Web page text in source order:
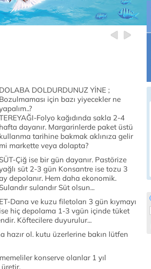
DOLABA DOLDURDUNUZ YİNE ;
Bozulmaması için bazı yiyecekler ne
Folyo kağıdında sakla 2-4
hafta dayanır. Margarinlerde paket üstü
kullanma tarihine bakmak aklınıza gelir
mi markette veya dolapta?
SÜT-Çiğ ise bir gün dayanır. Pastörize
süt 2-3 gün Konsantre ise tozu 3
depolanır. Hem daha ekonomik.
Sulandır sulandır Süt olsun...
ET-Dana ve kuzu filetoları 3 gün kıymayı
ise hiç depolama 1-3 vgün içinde tüket
Köftecilere duyurulur...
hazır ol. kutu üzerlerine bakın lütfen
konserve olanlar 1 yıl